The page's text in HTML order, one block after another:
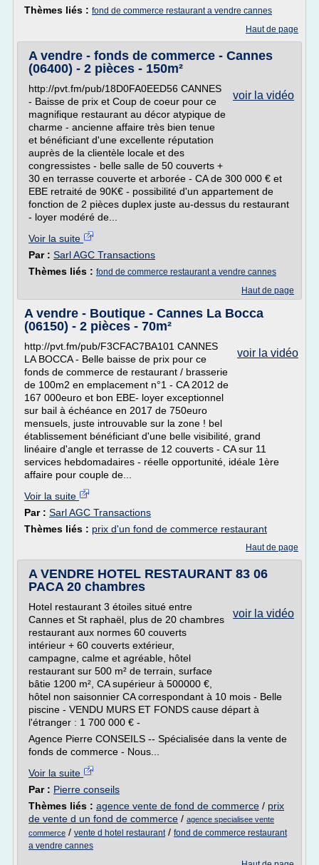
Thèmes liés : fond de commerce restaurant a vendre cannes
Haut de page
A vendre - fonds de commerce - Cannes
(06400) - 2 pièces - 150m²
voir la vidéo
http://pvt.fm/pub/18D0FA0EED56 CANNES
- Baisse de prix et Coup de coeur pour ce
magnifique restaurant au décor atypique de
charme - ancienne affaire très bien tenue
et bénéficiant d'une excellente réputation
auprès de la clientèle locale et des
congressistes - belle salle de 50 couverts +
30 en terrasse couverte et arborée - CA de 300 000 € et
EBE retraité de 90K€ - possibilité d'un appartement de
fonction de 2 pièces duplex juste au-dessus du restaurant
- loyer modéré de...
Voir la suite
Par : Sarl AGC Transactions
Thèmes liés : fond de commerce restaurant a vendre cannes
Haut de page
A vendre - Boutique - Cannes La Bocca
(06150) - 2 pièces - 70m²
voir la vidéo
http://pvt.fm/pub/F3CFAC7BA101 CANNES
LA BOCCA - Belle baisse de prix pour ce
fonds de commerce de restaurant / brasserie
de 100m2 en emplacement n°1 - CA 2012 de
167 000euro et bon EBE- loyer exceptionnel
sur bail à échéance en 2017 de 750euro
mensuels, juste introuvable sur la zone ! bel
établissement bénéficiant d'une belle visibilité, grand
linéaire d'angle et terrasse de 12 couverts - CA sur 11
services hebdomadaires - réelle opportunité, idéale 1ère
affaire pour couple de...
Voir la suite
Par : Sarl AGC Transactions
Thèmes liés : prix d'un fond de commerce restaurant
Haut de page
A VENDRE HOTEL RESTAURANT 83 06
PACA 20 chambres
voir la vidéo
Hotel restaurant 3 étoiles situé entre
Cannes et St raphaël, plus de 20 chambres
restaurant aux normes 60 couverts
intérieur + 60 couverts extérieur,
campagne, calme et agréable, hôtel
restaurant sur 500 m² de terrain, surface
bâtie 1200 m², CA supérieur à 500000 €,
hôtel non saisonnier CA correspondant à 10 mois - Belle
piscine - VENDU MURS ET FONDS cause départ à
l'étranger : 1 700 000 € -
Agence Pierre CONSEILS -- Spécialisée dans la vente de
fonds de commerce - Nous...
Voir la suite
Par : Pierre conseils
Thèmes liés : agence vente de fond de commerce / prix
de vente d un fond de commerce / agence specialisee vente
commerce / vente d hotel restaurant/ fond de commerce restaurant
a vendre cannes